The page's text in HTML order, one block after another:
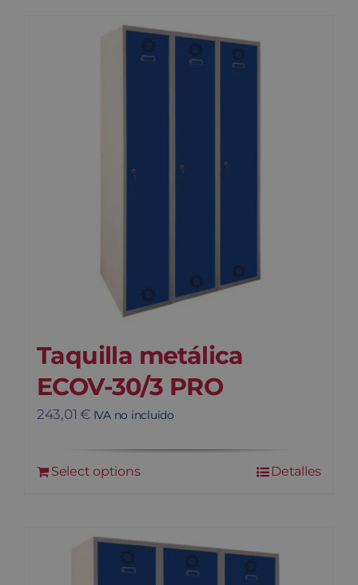
Taquilla metálica
ECOV-30/3 PRO
243,01€ IVA no incluido
Select options Detalles